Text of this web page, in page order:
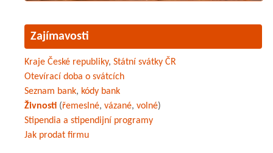
Zajímavosti
Kraje České republiky, Státní svátky ČR
Otevírací doba o svátcích
Seznam bank, kódy bank
Živnosti (řemeslné, vázané, volné)
Stipendia a stipendijní programy
Jak prodat firmu